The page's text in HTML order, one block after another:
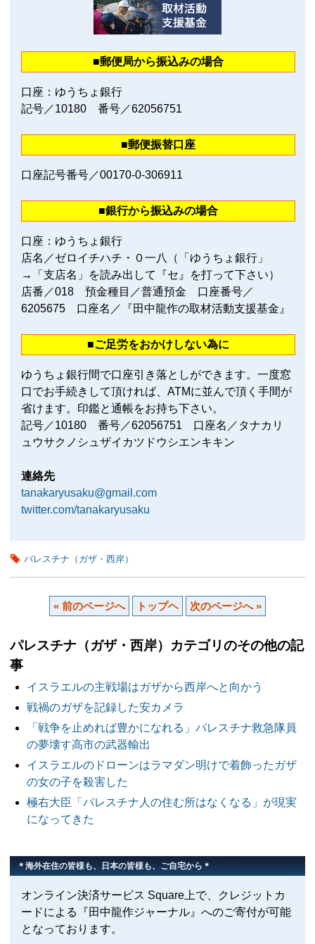
■郵便局から振込みの場合
口座：ゆうちょ銀行
記号／10180 番号／62056751
■郵便振替口座
口座記号番号／00170‐0‐306911
■銀行から振込みの場合
口座：ゆうちょ銀行
店名／ゼロイチハチ・０一八（「ゆうちょ銀行」
→「支店名」を読み出して『セ』を打って下さい）
店番／018 預金種目／普通預金 口座番号／
6205675 口座名／『田中龍作の取材活動支援基金』
■ご足労をおかけしない為に
ゆうちょ銀行間で口座引き落としができます。一度窓
口でお手続きして頂ければ、ATMに並んで頂く手間が
省けます。印鑑と通帳をお持ち下さい。
記号／10180 番号／62056751 口座名／タナカリ
ュウサクノシュザイカツドウシエンキキン
連絡先
tanakaryusaku@gmail.com
twitter.com/tanakaryusaku
パレスチナ（ガザ・西岸）
« 前のページへ トップヘ 次のページへ »
パレスチナ（ガザ・西岸）カテゴリのその他の記
事
イスラエルの主戦場はガザから西岸へと向かう
戦禍のガザを記録した安カメラ
「戦争を止めれば豊かになれる」パレスチナ救急隊員
の夢壊す高市の武器輸出
イスラエルのドローンはラマダン明けで着飾ったガザ
の女の子を殺害した
極右大臣「パレスチナ人の住む所はなくなる」が現実
になってきた
＊海外在住の皆様も、日本の皆様も、ご自宅から＊
オンライン決済サービス Square上で、クレジットカ
ードによる『田中龍作ジャーナル』へのご寄付が可能
となっております。